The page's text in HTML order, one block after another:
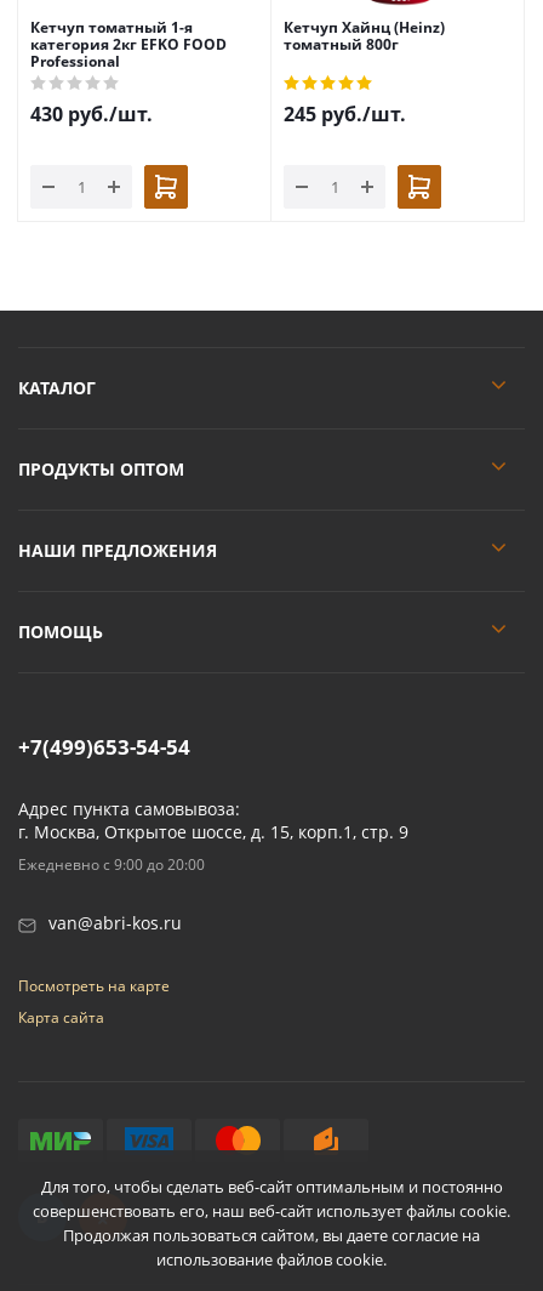
Для того, чтобы сделать веб-сайт оптимальным и постоянно
совершенствовать его, наш веб-сайт использует файлы cookie.
Продолжая пользоваться сайтом, вы даете согласие на
использование файлов cookie.
Кетчуп томатный 1-я
категория 2кг EFKO FOOD
Professional
430 руб./шт.
Кетчуп Хайнц (Heinz)
томатный 800г
245 руб./шт.
КАТАЛОГ
ПРОДУКТЫ ОПТОМ
НАШИ ПРЕДЛОЖЕНИЯ
ПОМОЩЬ
+7(499)653-54-54
Адрес пункта самовывоза:
г. Москва, Открытое шоссе, д. 15, корп.1, стр. 9
Ежедневно с 9:00 до 20:00
van@abri-kos.ru
Посмотреть на карте
Карта сайта